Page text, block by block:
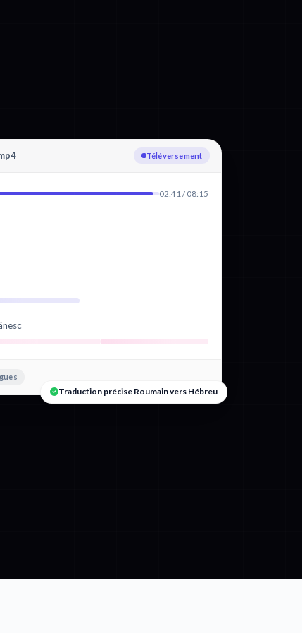
Transcription : Roumain
02:41 / 08:15
Traduction précise Roumain vers Hébreu